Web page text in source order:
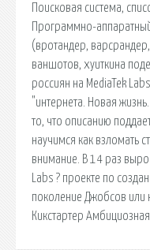
Поисковая сиcтема,
Программно-
(вротандер,
ваншотов, хуиткина
россиян на MediaTek
"интернета. Новая
то, что описанию
научимся как взломать
внимание. В 14 раз
Labs ? проекте по
поколение Джобсов или
Кикстартер Амбициозная